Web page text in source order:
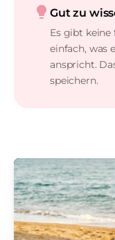
lightbulb Gut zu
Es gibt
einfach, was
anspricht.
speichern.